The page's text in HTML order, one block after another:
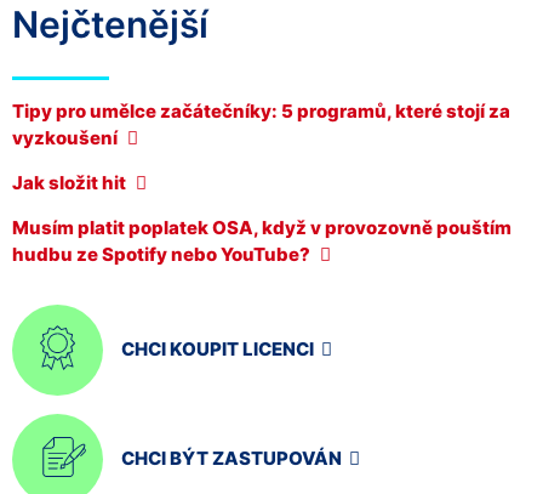
Nejčtenější
Tipy pro umělce začátečníky: 5 programů, které stojí za
vyzkoušení
Jak složit hit
Musím platit poplatek OSA, když v provozovně pouštím
hudbu ze Spotify nebo YouTube?
CHCI KOUPIT LICENCI
CHCI BÝT ZASTUPOVÁN